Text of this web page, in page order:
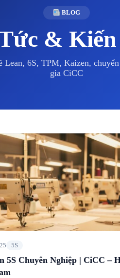
BLOG
&
Lean, 6S, TPM, Kaizen,
gia CiCC
5S
5S Chuyên Nghiệp | CiCC –